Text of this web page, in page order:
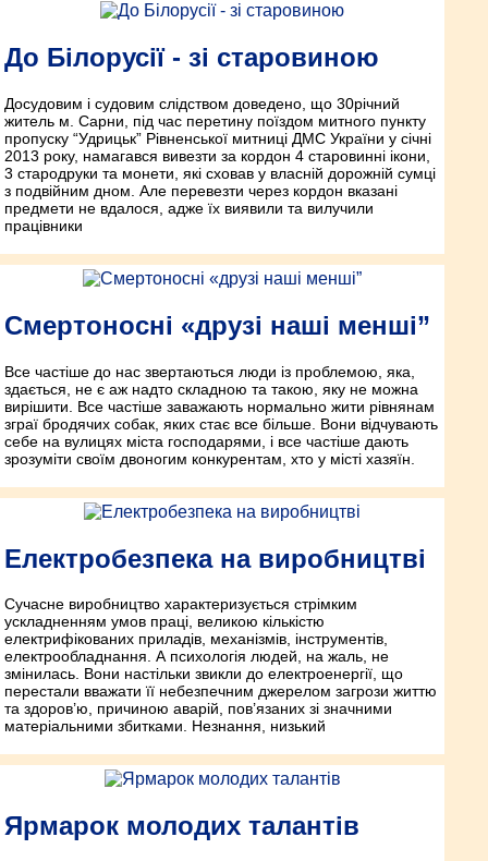
До Білорусії - зі старовиною
Досудовим і судовим слідством доведено, що 30­річний
житель м. Сарни, під час перетину поїздом митного пункту
пропуску “Удрицьк” Рівненської митниці ДМС України у січні
2013 року, намагався вивезти за кордон 4 старовинні ікони,
3 стародруки та монети, які сховав у власній дорожній сумці
з подвійним дном. Але перевезти через кордон вказані
предмети не вдалося, адже їх виявили та вилучили
працівники
Смертоносні «друзі наші менші”
Все частіше до нас звертаються люди із проблемою, яка,
здається, не є аж надто складною та такою, яку не можна
вирішити. Все частіше заважають нормально жити рівнянам
зграї бродячих собак, яких стає все більше. Вони відчувають
себе на вулицях міста господарями, і все частіше дають
зрозуміти своїм двоногим конкурентам, хто у місті хазяїн.
Електробезпека на виробництві
Сучасне виробництво характеризується стрімким
ускладненням умов праці, великою кількістю
електрифікованих приладів, механізмів, інструментів,
електрообладнання. А психологія людей, на жаль, не
змінилась. Вони настільки звикли до електроенергії, що
перестали вважати її небезпечним джерелом загрози життю
та здоров’ю, причиною аварій, пов’язаних зі значними
матеріальними збитками. Незнання, низький
Ярмарок молодих талантів